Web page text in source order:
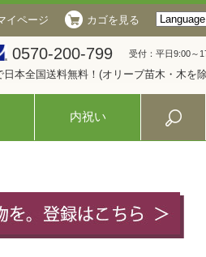
イページ カゴを見る
0570-200-799 受付：平日9:00～
本全国送料無料！(オリーブ苗木・木を
内祝い